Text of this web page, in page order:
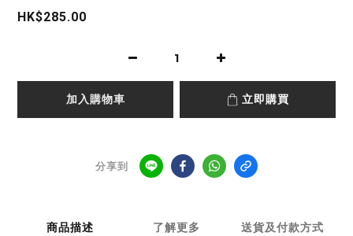
HK$285.00
加入購物車 立即購買
分享到
商品描述 了解更多 送貨及付款方式